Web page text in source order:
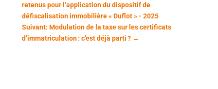
retenus pour l’application du dispositif de
défiscalisation immobilière « Duflot » - 2025
Suivant: Modulation de la taxe sur les certificats
d’immatriculation : c’est déjà parti ?→